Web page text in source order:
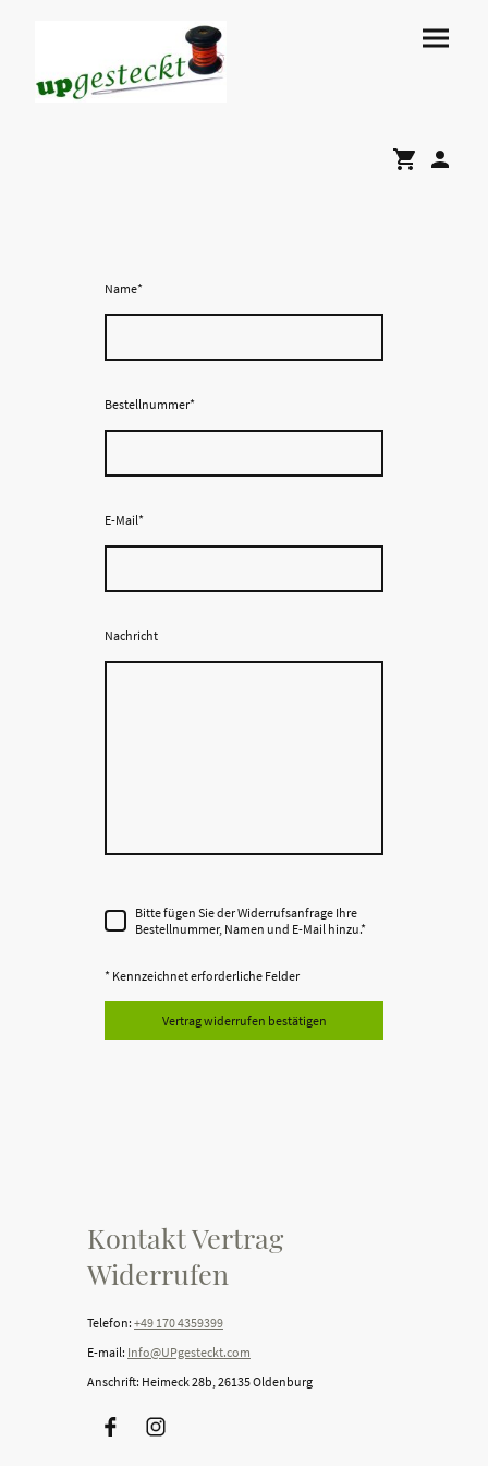
Name*
Bestellnummer*
E-Mail*
Nachricht
Bitte fügen Sie der Widerrufsanfrage Ihre
Bestellnummer, Namen und E-Mail hinzu.*
* Kennzeichnet erforderliche Felder
Vertrag widerrufen bestätigen
Kontakt Vertrag
Widerrufen
Telefon: +49 170 4359399
E-mail: Info@UPgesteckt.com
Anschrift: Heimeck 28b, 26135 Oldenburg